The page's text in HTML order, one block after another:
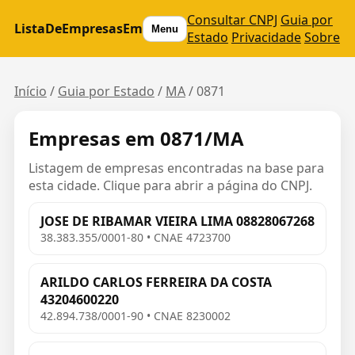
ListaDeEmpresasEm Menu Consultar CNPJ Guia por
Estado PrivacidadeSobre
Início / Guia por Estado / MA/0871
Empresas em 0871/MA
Listagem de empresas encontradas na base para
esta cidade. Clique para abrir a página do CNPJ.
JOSE DE RIBAMAR VIEIRA LIMA 08828067268
38.383.355/0001-80 • CNAE 4723700
ARILDO CARLOS FERREIRA DA COSTA
43204600220
42.894.738/0001-90 • CNAE 8230002